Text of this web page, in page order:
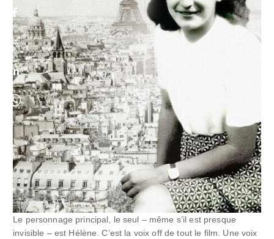
Le personnage principal, le seul – même s’il est presque
invisible – est Hélène. C’est la voix off de tout le film. Une voix